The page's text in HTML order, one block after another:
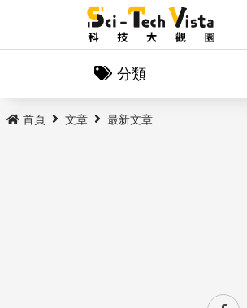
分類
首頁 文章 最新文章